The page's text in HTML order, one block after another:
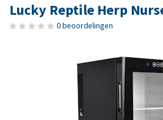
Lucky Reptile Herp
0 beoordelingen